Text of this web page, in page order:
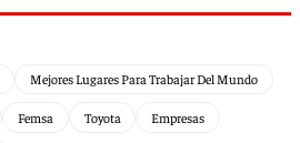
Mejores Lugares Para Trabajar Del Mundo
Femsa Toyota Empresas